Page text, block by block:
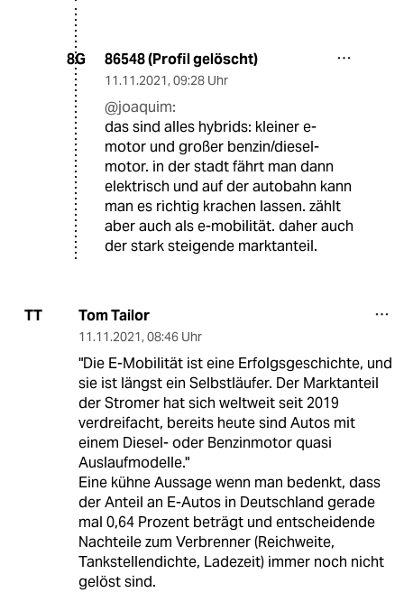
8G 86548 (Profil gelöscht)
11.11.2021, 09:28 Uhr
@joaquim:
das sind alles hybrids: kleiner e-
motor und großer benzin/diesel-
motor. in der stadt fährt man dann
elektrisch und auf der autobahn kann
man es richtig krachen lassen. zählt
aber auch als e-mobilität. daher auch
der stark steigende marktanteil.
TT Tom Tailor
11.11.2021, 08:46 Uhr
"Die E-Mobilität ist eine Erfolgsgeschichte, und
sie ist längst ein Selbstläufer. Der Marktanteil
der Stromer hat sich weltweit seit 2019
verdreifacht, bereits heute sind Autos mit
einem Diesel- oder Benzinmotor quasi
Auslaufmodelle."
Eine kühne Aussage wenn man bedenkt, dass
der Anteil an E-Autos in Deutschland gerade
mal 0,64 Prozent beträgt und entscheidende
Nachteile zum Verbrenner (Reichweite,
Tankstellendichte, Ladezeit) immer noch nicht
gelöst sind.